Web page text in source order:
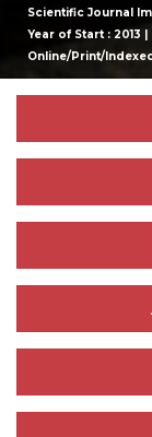
Scientific Journal
Year of Start : 2013
Online/Print/